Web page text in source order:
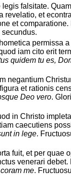
falsitate.
revelatio, et
et
secundus.
permissa
iam cito erit
quidem tu es,
negantium
et rationis
Deo vero.
in Christo
caecutiens
in lege.
fuit, et per quae
venerari debet.
me.